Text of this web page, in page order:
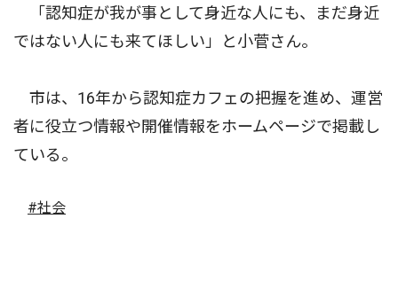
「認知症が我が事として身近な人にも、まだ身近
ではない人にも来てほしい」と小菅さん。
市は、16年から認知症カフェの把握を進め、運営
者に役立つ情報や開催情報をホームページで掲載し
ている。
#社会